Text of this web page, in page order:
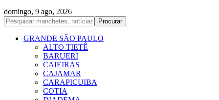
domingo, 9 ago, 2026
GRANDE SÃO PAULO
ALTO TIETÊ
BARUERI
CAIEIRAS
CAJAMAR
CARAPICUIBA
COTIA